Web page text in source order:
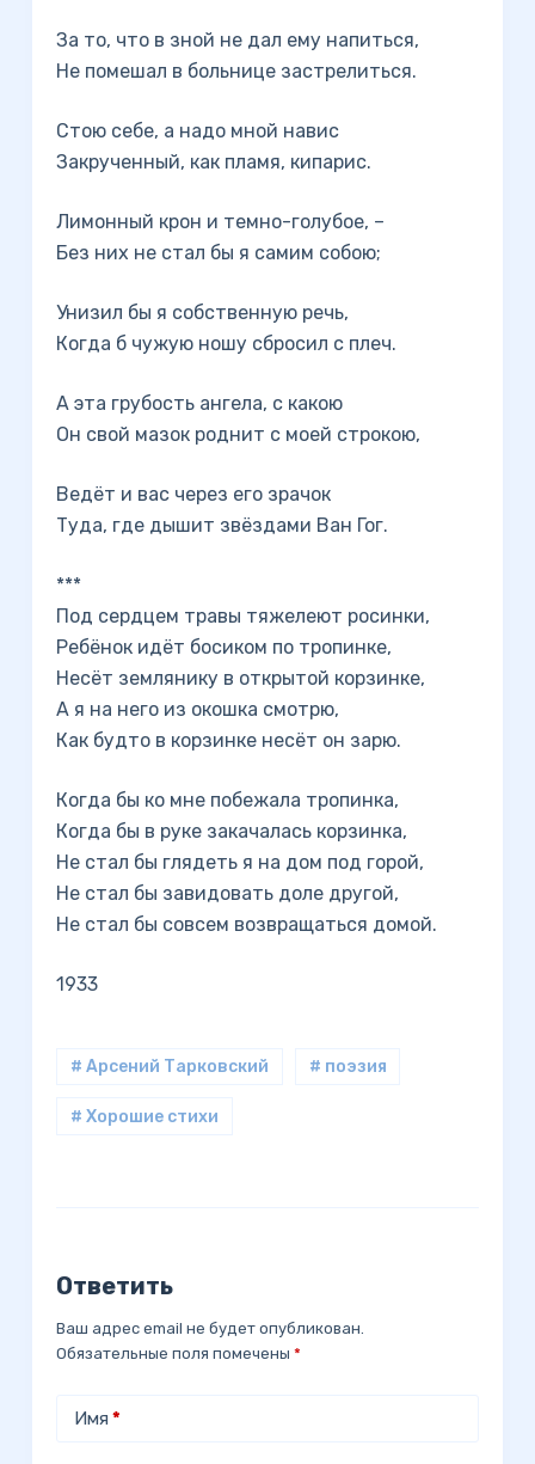
За то, что в зной не дал ему напиться,
Не помешал в больнице застрелиться.
Стою себе, а надо мной навис
Закрученный, как пламя, кипарис.
Лимонный крон и темно-голубое, –
Без них не стал бы я самим собою;
Унизил бы я собственную речь,
Когда б чужую ношу сбросил с плеч.
А эта грубость ангела, с какою
Он свой мазок роднит с моей строкою,
Ведёт и вас через его зрачок
Туда, где дышит звёздами Ван Гог.
***
Под сердцем травы тяжелеют росинки,
Ребёнок идёт босиком по тропинке,
Несёт землянику в открытой корзинке,
А я на него из окошка смотрю,
Как будто в корзинке несёт он зарю.
Когда бы ко мне побежала тропинка,
Когда бы в руке закачалась корзинка,
Не стал бы глядеть я на дом под горой,
Не стал бы завидовать доле другой,
Не стал бы совсем возвращаться домой.
1933
# Арсений Тарковский # поэзия
# Хорошие стихи
Ответить
Ваш адрес email не будет опубликован.
Обязательные поля помечены *
Имя *